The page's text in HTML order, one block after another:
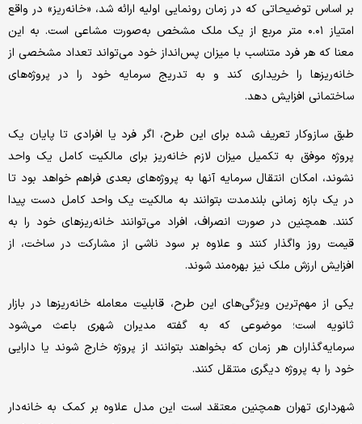
بر اساس توضیحاتی که در زمان رونمایی اولیه ارائه شد، «خانه‌ریز» در واقع
امتیاز ۰.۰۱ متر مربع از یک ملک مشخص به‌صورت مشاعی است. به این
معنا که هر فرد متناسب با میزان پس‌انداز خود می‌تواند تعداد مشخصی از
خانه‌ریزها را خریداری کند و به تدریج سرمایه خود را در پروژه‌های
ساختمانی افزایش دهد.
طبق سازوکار تعریف شده برای این طرح، اگر فرد یا افرادی تا پایان یک
پروژه موفق به تکمیل میزان لازم خانه‌ریز برای مالکیت کامل یک واحد
نشوند، امکان انتقال سرمایه آنها به پروژه‌های بعدی فراهم خواهد بود تا
در یک بازه زمانی بلندمدت بتوانند به مالکیت یک واحد کامل دست پیدا
کنند. همچنین در صورت انصراف، افراد می‌توانند خانه‌ریزهای خود را به
قیمت روز واگذار کنند و علاوه بر سود ناشی از مشارکت در ساخت، از
افزایش ارزش ملک نیز بهره‌مند شوند.
یکی از مهم‌ترین ویژگی‌های این طرح، قابلیت معامله خانه‌ریزها در بازار
ثانویه است؛ موضوعی که به گفته مدیران شهری باعث می‌شود
سرمایه‌گذاران هر زمان که بخواهند بتوانند از پروژه خارج شوند یا دارایی
خود را به پروژه دیگری منتقل کنند.
شهرداری تهران همچنین معتقد است این مدل علاوه بر کمک به خانه‌دار